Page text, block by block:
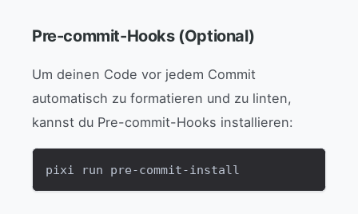
Pre-commit-Hooks (Optional)
Um deinen Code vor jedem Commit
automatisch zu formatieren und zu linten,
kannst du Pre-commit-Hooks installieren:
pixi run pre-commit-install